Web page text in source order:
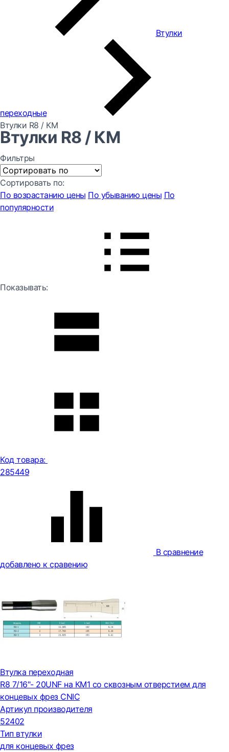
Втулки
переходные
Втулки R8 / КМ
Втулки R8 / КМ
Фильтры
Сортировать по:
По возрастанию цены По убыванию цены По
популярности
Показывать:
Код товара:
285449
В сравнение
добавлено к сравению
Втулка переходная
R8 7/16"- 20UNF на КМ1 со сквозным отверстием для
концевых фрез CNIC
Артикул производителя
52402
Тип втулки
для концевых фрез